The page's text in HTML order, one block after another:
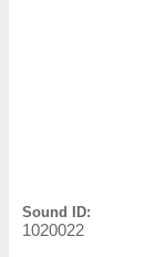
Sound ID:
1020022